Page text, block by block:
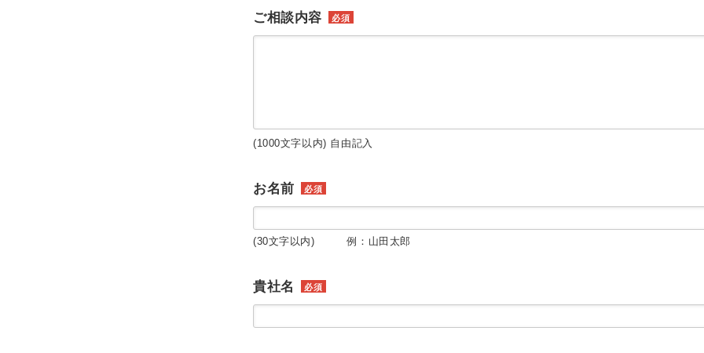
ご相談内容 必須
(1000文字以内) 自由記入
お名前 必須
(30文字以内) 例：山田太郎
貴社名 必須